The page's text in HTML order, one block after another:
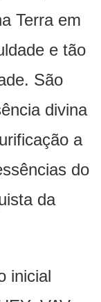
Terra em
e tão
São
divina
a
do
da
inicial